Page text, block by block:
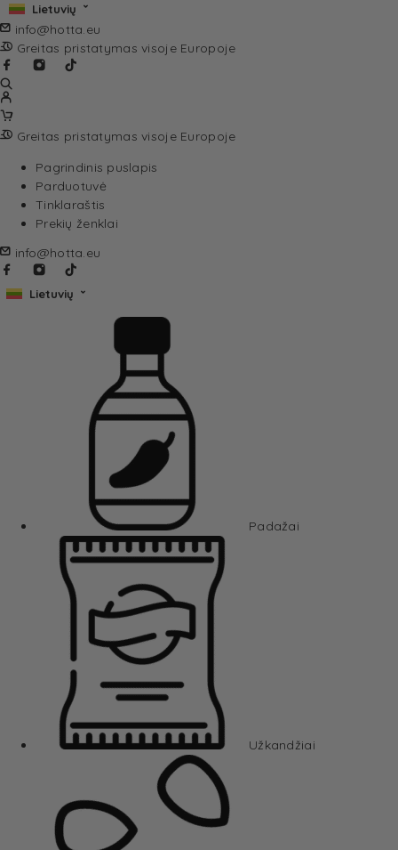
Lietuvių
info@hotta.eu
Greitas pristatymas visoje Europoje
Greitas pristatymas visoje Europoje
Pagrindinis puslapis
Parduotuvė
Tinklaraštis
Prekių ženklai
info@hotta.eu
Lietuvių
Padažai
Užkandžiai